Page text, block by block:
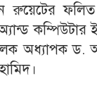
রুয়েটের
অ্যান্ড
অধ্যাপক ড.